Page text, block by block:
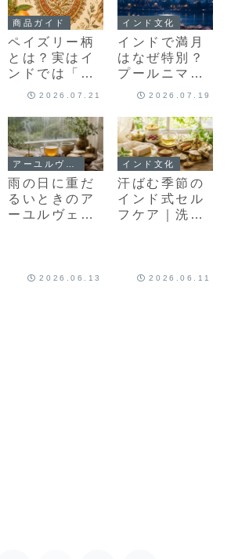
商品ガイド
ペイズリー柄
とは？実はイ
ンドでは「マ
ンゴー」の形
2026.07.21
インド文化
インドで満月
はなぜ特別？
プールニマー
に込められた
2026.07.19
雨の日に重だ
るいときのア
ーユルヴェー
2026.06.13
インド文化
汗ばむ季節の
インド式セル
フケア｜洗
2026.06.11